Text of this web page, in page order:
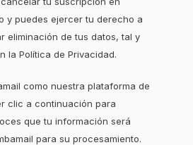
y puedes ejercer tu derecho a
eliminación de tus datos, tal y
la Política de Privacidad.
como nuestra plataforma de
clic a continuación para
que tu información será
para su procesamiento.